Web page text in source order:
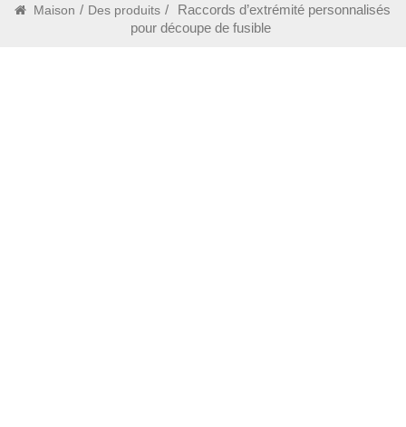
Maison / Des produits /
Raccords d’extrémité personnalisés
pour découpe de fusible